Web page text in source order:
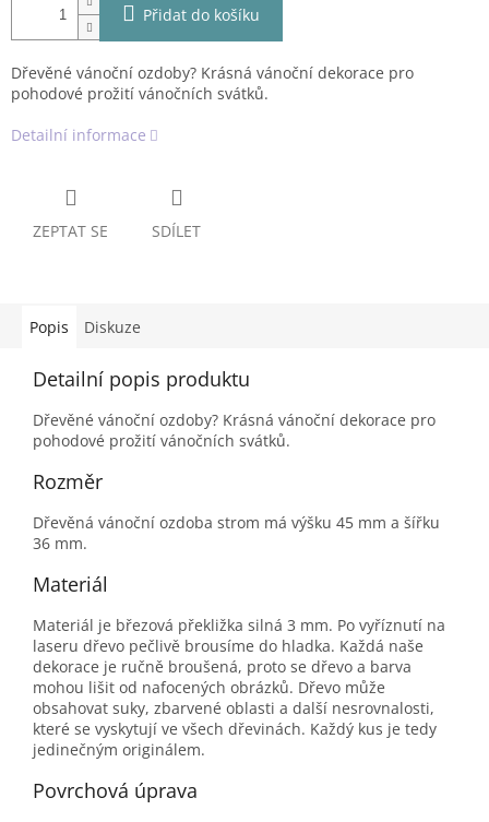
Přidat do košíku
Dřevěné vánoční ozdoby? Krásná vánoční dekorace pro
pohodové prožití vánočních svátků.
Detailní informace
ZEPTAT SE SDÍLET
Popis Diskuze
Detailní popis produktu
Dřevěné vánoční ozdoby? Krásná vánoční dekorace pro
pohodové prožití vánočních svátků.
Rozměr
Dřevěná vánoční ozdoba strom má výšku 45 mm a šířku
36 mm.
Materiál
Materiál je březová překližka silná 3 mm. Po vyříznutí na
laseru dřevo pečlivě brousíme do hladka. Každá naše
dekorace je ručně broušená, proto se dřevo a barva
mohou lišit od nafocených obrázků. Dřevo může
obsahovat suky, zbarvené oblasti a další nesrovnalosti,
které se vyskytují ve všech dřevinách. Každý kus je tedy
jedinečným originálem.
Povrchová úprava